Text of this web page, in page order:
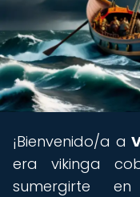
¡Bienvenido/a a
era vikinga
sumergirte